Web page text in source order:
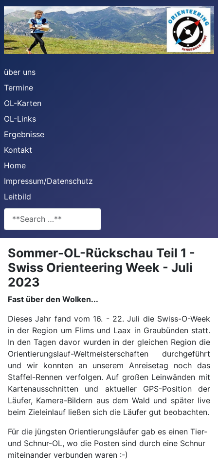
über uns
Termine
OL-Karten
OL-Links
Ergebnisse
Kontakt
Home
Impressum/Datenschutz
Leitbild
**Search**
Sommer-OL-Rückschau Teil 1 -
Swiss Orienteering Week - Juli
2023
Fast über den Wolken...
Dieses Jahr fand vom 16. - 22. Juli die Swiss-O-Week
in der Region um Flims und Laax in Graubünden statt.
In den Tagen davor wurden in der gleichen Region die
Orientierungslauf-Weltmeisterschaften durchgeführt
und wir konnten an unserem Anreisetag noch das
Staffel-Rennen verfolgen. Auf großen Leinwänden mit
Kartenausschnitten und aktueller GPS-Position der
Läufer, Kamera-Bildern aus dem Wald und später live
beim Zieleinlauf ließen sich die Läufer gut beobachten.
Für die jüngsten Orientierungsläufer gab es einen Tier-
und Schnur-OL, wo die Posten sind durch eine Schnur
miteinander verbunden waren :-)